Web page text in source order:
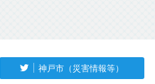
神戸市（災害情報等）